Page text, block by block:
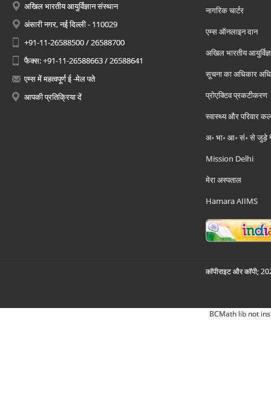
अखिल भारतीय आयुर्विज्ञान संस्थान
अंसारी नगर, नई दिल्ली - 110029
+91-11-26588500 / 26588700
फैक्स: +91-11-26588663 / 26588641
एम्स में महत्वपूर्ण ई -मेल पते
आपकी प्रतिक्रिया दें
नागरिक चार्टर
एम्स ऑनलाइन दान
अखिल भारतीय
सूचना का अधिकार
प्रोएक्टिव प्रकटीकरण
स्वास्थ्य और परिवार
अ॰ भा॰ आ॰ सं॰ से जुड़े
Mission Delhi
मेरा अस्पताल
Hamara AIIMS
कॉपीराइट और कॉपी;
BCMath lib not